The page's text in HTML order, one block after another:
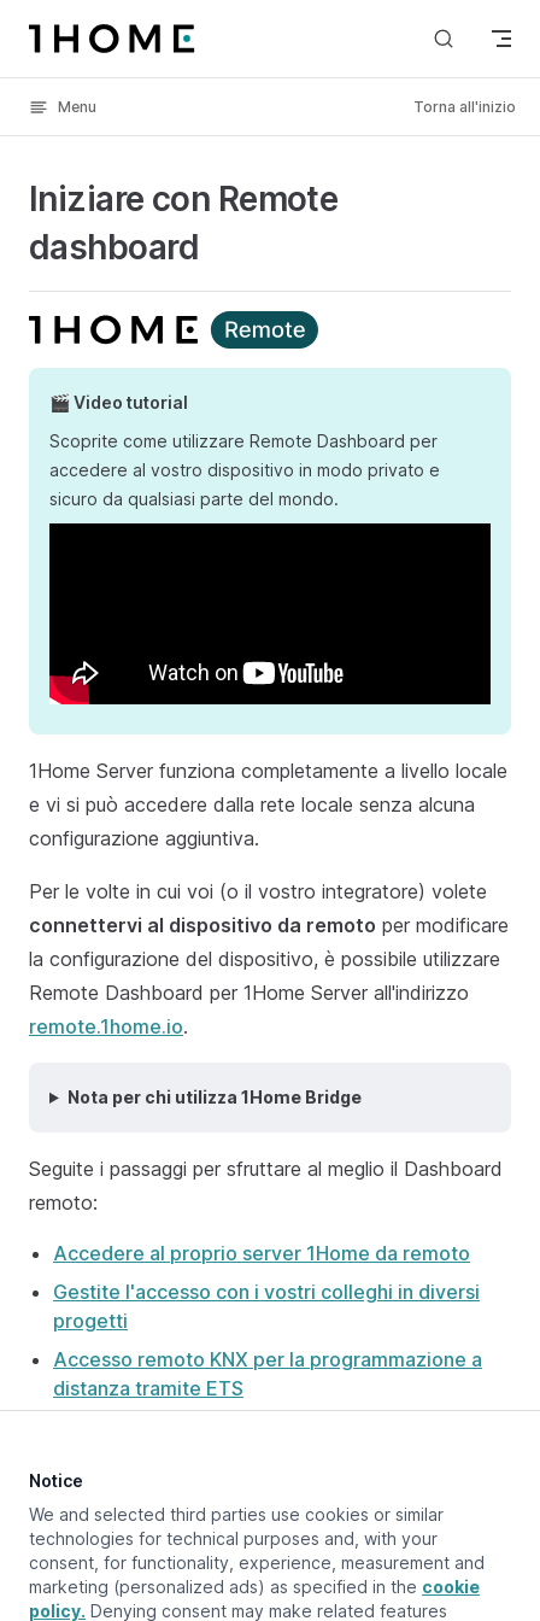
Skip to content
Menu Torna all'inizio
Iniziare con Remote
dashboard
🎬 Video tutorial
Scoprite come utilizzare Remote Dashboard per
accedere al vostro dispositivo in modo privato e
sicuro da qualsiasi parte del mondo.
1Home Server funziona completamente a livello locale
e vi si può accedere dalla rete locale senza alcuna
configurazione aggiuntiva.
Per le volte in cui voi (o il vostro integratore) volete
connettervi al dispositivo da remoto per modificare
la configurazione del dispositivo, è possibile utilizzare
Remote Dashboard per 1Home Server all'indirizzo
remote.1home.io.
Nota per chi utilizza 1Home Bridge
Seguite i passaggi per sfruttare al meglio il Dashboard
remoto:
Accedere al proprio server 1Home da remoto
Gestite l'accesso con i vostri colleghi in diversi
progetti
Accesso remoto KNX per la programmazione a
distanza tramite ETS
Aggiornato a:
Pagina precedente
Modelli
Notice
We and selected third parties use cookies or similar
technologies for technical purposes and, with your
consent, for functionality, experience, measurement and
marketing (personalized ads) as specified in the cookie
policy. Denying consent may make related features